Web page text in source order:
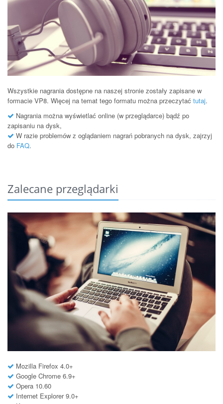
Wszystkie nagrania dostępne na naszej stronie zostały zapisane w
formacie VP8. Więcej na temat tego formatu można przeczytać tutaj.
Nagrania można wyświetlać online (w przeglądarce) bądź po
zapisaniu na dysk,
W razie problemów z oglądaniem nagrań pobranych na dysk, zajrzyj
do FAQ.
Zalecane przeglądarki
Mozilla Firefox 4.0+
Google Chrome 6.9+
Opera 10.60
Internet Explorer 9.0+